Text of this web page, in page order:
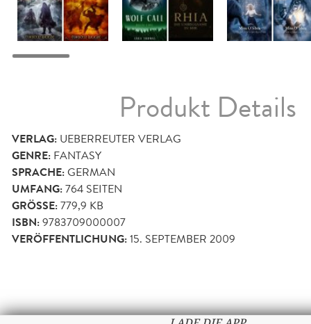
Produkt Details
VERLAG: UEBERREUTER VERLAG
GENRE: FANTASY
SPRACHE:GERMAN
UMFANG:764 SEITEN
GRÖSSE: 779,9 KB
ISBN:9783709000007
VERÖFFENTLICHUNG:15. SEPTEMBER 2009